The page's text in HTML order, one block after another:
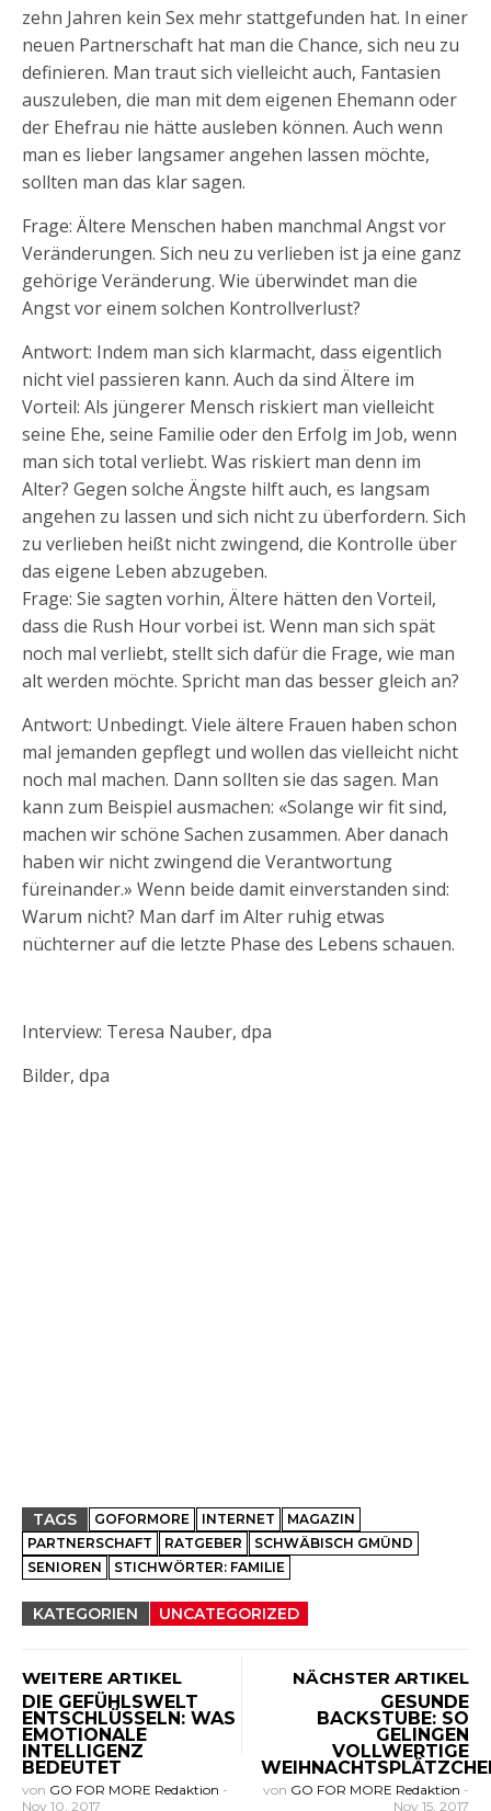
zehn Jahren kein Sex mehr stattgefunden hat. In einer
neuen Partnerschaft hat man die Chance, sich neu zu
definieren. Man traut sich vielleicht auch, Fantasien
auszuleben, die man mit dem eigenen Ehemann oder
der Ehefrau nie hätte ausleben können. Auch wenn
man es lieber langsamer angehen lassen möchte,
sollten man das klar sagen.
Frage: Ältere Menschen haben manchmal Angst vor
Veränderungen. Sich neu zu verlieben ist ja eine ganz
gehörige Veränderung. Wie überwindet man die
Angst vor einem solchen Kontrollverlust?
Antwort: Indem man sich klarmacht, dass eigentlich
nicht viel passieren kann. Auch da sind Ältere im
Vorteil: Als jüngerer Mensch riskiert man vielleicht
seine Ehe, seine Familie oder den Erfolg im Job, wenn
man sich total verliebt. Was riskiert man denn im
Alter? Gegen solche Ängste hilft auch, es langsam
angehen zu lassen und sich nicht zu überfordern. Sich
zu verlieben heißt nicht zwingend, die Kontrolle über
das eigene Leben abzugeben.
Frage: Sie sagten vorhin, Ältere hätten den Vorteil,
dass die Rush Hour vorbei ist. Wenn man sich spät
noch mal verliebt, stellt sich dafür die Frage, wie man
alt werden möchte. Spricht man das besser gleich an?
Antwort: Unbedingt. Viele ältere Frauen haben schon
mal jemanden gepflegt und wollen das vielleicht nicht
noch mal machen. Dann sollten sie das sagen. Man
kann zum Beispiel ausmachen: «Solange wir fit sind,
machen wir schöne Sachen zusammen. Aber danach
haben wir nicht zwingend die Verantwortung
füreinander.» Wenn beide damit einverstanden sind:
Warum nicht? Man darf im Alter ruhig etwas
nüchterner auf die letzte Phase des Lebens schauen.
Interview: Teresa Nauber, dpa
Bilder, dpa
TAGS GOFORMORE INTERNET
MAGAZIN
PARTNERSCHAFT
RATGEBER
SCHWÄBISCH GMÜND
SENIOREN
STICHWÖRTER: FAMILIE
KATEGORIEN UNCATEGORIZED
WEITERE ARTIKEL
DIE GEFÜHLSWELT
ENTSCHLÜSSELN: WAS
EMOTIONALE
INTELLIGENZ
BEDEUTET
von GO FOR MORE Redaktion -
Nov 10, 2017
NÄCHSTER ARTIKEL
GESUNDE
BACKSTUBE: SO
GELINGEN
VOLLWERTIGE
von GO FOR MORE Redaktion -
Nov 15, 2017